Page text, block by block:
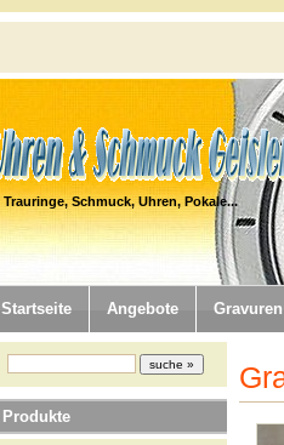
Trauringe, Schmuck, Uhren, Pokale...
Startseite Angebote Gravuren
Produkte